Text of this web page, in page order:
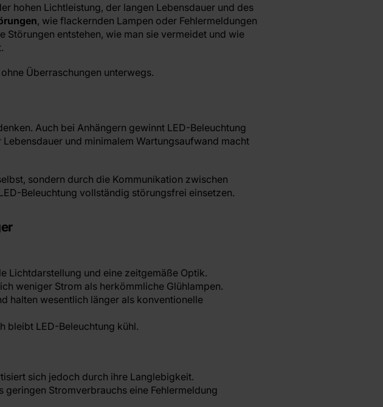
hohen Lichtleistung, der langen Lebensdauer und des
, wie flackernden Lampen oder Fehlermeldungen
entstehen, wie man sie vermeidet und wie
ohne Überraschungen unterwegs.
Auch bei Anhängern gewinnt LED-Beleuchtung
und minimalem Wartungsaufwand macht
sondern durch die Kommunikation zwischen
Beleuchtung vollständig störungsfrei einsetzen.
Lichtdarstellung und eine zeitgemäße Optik.
weniger Strom als herkömmliche Glühlampen.
halten wesentlich länger als konventionelle
bleibt LED-Beleuchtung kühl.
sich jedoch durch ihre Langlebigkeit.
Stromverbrauchs eine Fehlermeldung